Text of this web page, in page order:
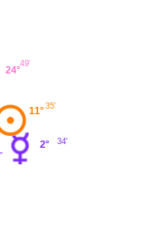
2° 34'
11° 35'
24°
49'